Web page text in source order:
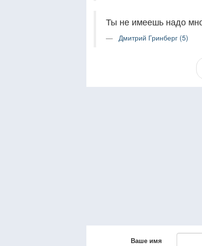
Ты не имеешь надо
Дмитрий Гринберг (5)
Ваше имя